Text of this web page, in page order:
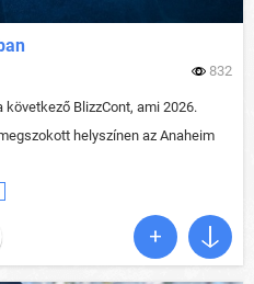
832
BlizzCont, ami 2026.
helyszínen az Anaheim